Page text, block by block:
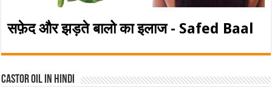
सफ़ेद और झड़ते बालो का इलाज - Safed Baal
Castor Oil In Hindi